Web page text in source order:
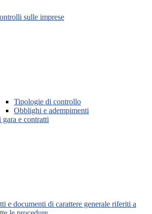
sulle imprese
Tipologie di controllo
Obblighi e adempimenti
e contratti
e documenti di carattere generale riferiti a